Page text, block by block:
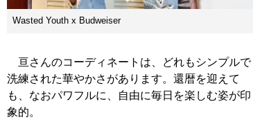
Wasted Youth x Budweiser
亘さんのコーディネートは、どれもシンプルで
洗練された華やかさがあります。還暦を迎えて
も、なおパワフルに、自由に毎日を楽しむ姿が印
象的。